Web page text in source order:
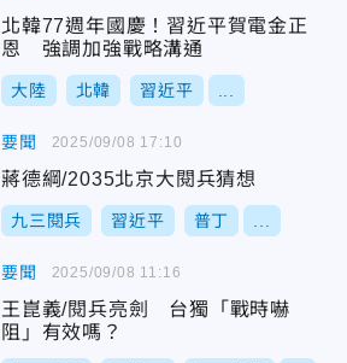
北韓77週年國慶！習近平賀電金正
恩 強調加強戰略溝通
大陸 北韓 習近平
要聞
蔣德綱/2035北京大閱兵猜想
九三閱兵 習近平 普丁
2025/09/08 17:10
要聞
王崑義/閱兵亮劍 台獨「戰時嚇
阻」有效嗎？
2025/09/08 11:16